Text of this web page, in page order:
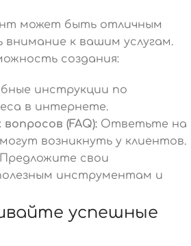
может быть отличным
внимание к вашим услугам.
создания:
инструкции по
в интернете.
(FAQ): Ответьте на
возникнуть у клиентов.
Предложите свои
инструментам и
успешные